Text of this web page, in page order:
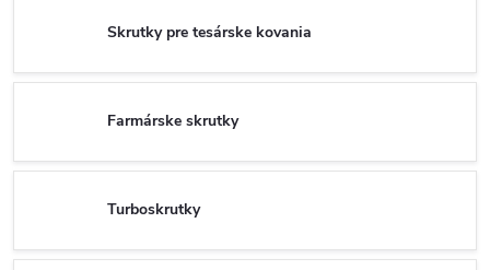
Skrutky pre tesárske kovania
Farmárske skrutky
Turboskrutky